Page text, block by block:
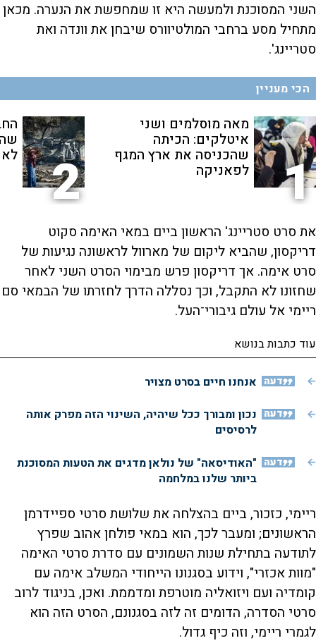
השני המסוכנת ולמעשה היא זו שמחפשת את הנערה. מכאן
מתחיל מסע ברחבי המולטיוורס שיבחן את וונדה ואת
סטריינג'.
הכי מעניין
1
מאה מוסלמים ושני
איטלקים: הכיתה
שהכניסה את ארץ המגף
לפאניקה 2
את סרט סטריינג' הראשון ביים במאי האימה סקוט
דריקסון, שהביא ליקום של מארוול לראשונה נגיעות של
סרט אימה. אך דריקסון פרש מבימוי הסרט השני לאחר
שחזונו לא התקבל, וכך נסללה הדרך לחזרתו של הבמאי סם
ריימי אל עולם גיבורי־העל.
עוד כתבות בנושא
דעה אנחנו חיים בסרט מצויר
דעה נכון ומבורך ככל שיהיה, השינוי הזה מפרק אותה
לרסיסים
דעה "האודיסאה" של נולאן מדגים את הטעות המסוכנת
ביותר שלנו במלחמה
ריימי, כזכור, ביים בהצלחה את שלושת סרטי ספיידרמן
הראשונים; ומעבר לכך, הוא במאי פולחן אהוב שפרץ
לתודעה בתחילת שנות השמונים עם סדרת סרטי האימה
"מוות אכזרי", וידוע בסגנונו הייחודי המשלב אימה עם
קומדיה ועם ויזואליה מוטרפת ומדממת. ואכן, בניגוד לרוב
סרטי הסדרה, הדומים זה לזה בסגנונם, הסרט הזה הוא
לגמרי ריימי, וזה כיף גדול.